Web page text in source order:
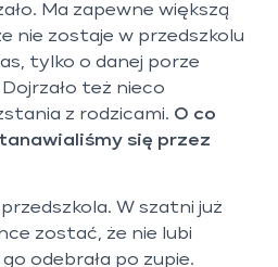
Ma zapewne większą
nie zostaje w przedszkolu
tylko o danej porze
też nieco
z rodzicami. O co
się przez
W szatni już
zostać, że nie lubi
odebrała po zupie.